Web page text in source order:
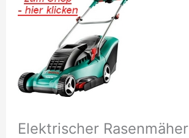
Elektrischer Rasenmäher